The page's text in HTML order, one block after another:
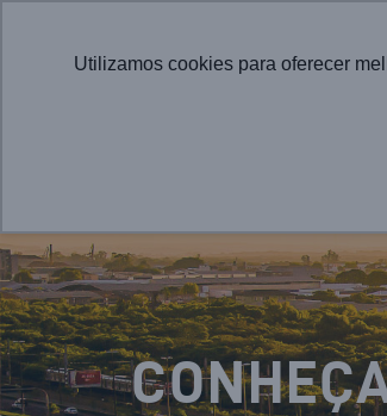
Utilizamos cookies para oferecer